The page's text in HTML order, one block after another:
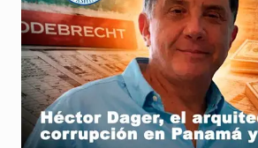
e
|
N
o
ti